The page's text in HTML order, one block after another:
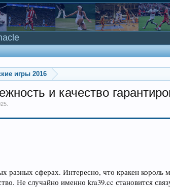
игры 2016
и качество
разных сферах. Интересно, что кракен король
Не случайно именно kra39.cc становится